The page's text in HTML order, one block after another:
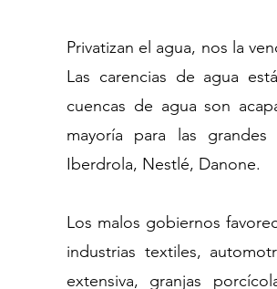
Privatizan el agua, nos la
Las carencias de agua
cuencas de agua son
mayoría para las
Iberdrola, Nestlé, Danone.
Los malos gobiernos
industrias textiles,
extensiva, granjas